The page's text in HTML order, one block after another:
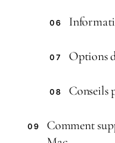
06
07 Options
08 Conseils
09
Comment